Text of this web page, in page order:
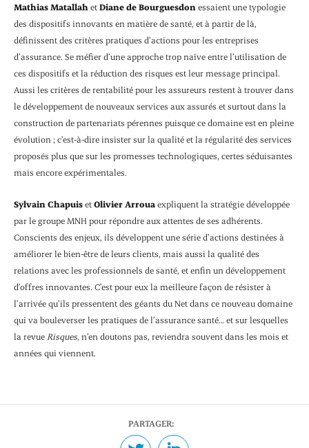
Mathias Matallah etDiane de Bourguesdon essaient une typologie
des dispositifs innovants en matière de santé, et à partir de là,
définissent des critères pratiques d’actions pour les entreprises
d’assurance. Se méfier d’une approche trop naïve entre l’utilisation de
ces dispositifs et la réduction des risques est leur message principal.
Aussi les critères de rentabilité pour les assureurs restent à trouver dans
le développement de nouveaux services aux assurés et surtout dans la
construction de partenariats pérennes puisque ce domaine est en pleine
évolution ; c’est-à-dire insister sur la qualité et la régularité des services
proposés plus que sur les promesses technologiques, certes séduisantes
mais encore expérimentales.
Sylvain ChapuisetOlivier Arrouaexpliquent la stratégie développée
par le groupe MNH pour répondre aux attentes de ses adhérents.
Conscients des enjeux, ils développent une série d’actions destinées à
améliorer le bien-être de leurs clients, mais aussi la qualité des
relations avec les professionnels de santé, et enfin un développement
d’offres innovantes. C’est pour eux la meilleure façon de résister à
l’arrivée qu’ils pressentent des géants du Net dans ce nouveau domaine
qui va bouleverser les pratiques de l’assurance santé… et sur lesquelles
la revue Risques, n’en doutons pas, reviendra souvent dans les mois et
années qui viennent.
PARTAGER: